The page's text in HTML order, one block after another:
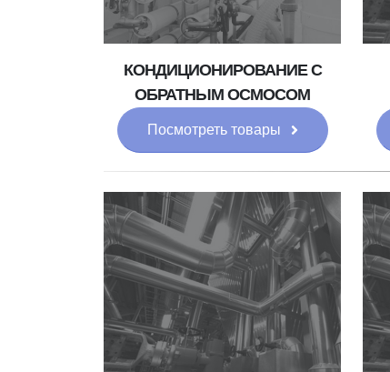
КОНДИЦИОНИРОВАНИЕ С
ОБРАТНЫМ ОСМОСОМ
Посмотреть товары